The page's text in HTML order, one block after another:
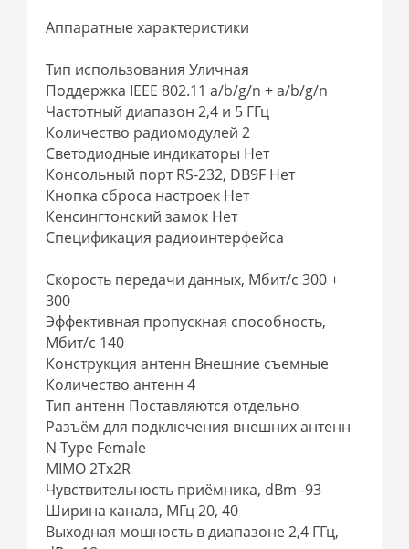
Аппаратные характеристики
Тип использования Уличная
Поддержка IEEE 802.11 a/b/g/n + a/b/g/n
Частотный диапазон 2,4 и 5 ГГц
Количество радиомодулей 2
Светодиодные индикаторы Нет
Консольный порт RS-232, DB9F Нет
Кнопка сброса настроек Нет
Кенсингтонский замок Нет
Спецификация радиоинтерфейса
Скорость передачи данных, Мбит/с 300 +
300
Эффективная пропускная способность,
Мбит/с 140
Конструкция антенн Внешние съемные
Количество антенн 4
Тип антенн Поставляются отдельно
Разъём для подключения внешних антенн
N-Type Female
MIMO 2Tx2R
Чувствительность приёмника, dBm -93
Ширина канала, МГц 20, 40
Выходная мощность в диапазоне 2,4 ГГц,